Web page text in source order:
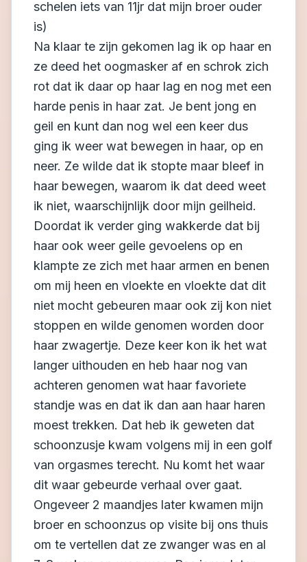
schelen iets van 11jr dat mijn broer ouder
is)
Na klaar te zijn gekomen lag ik op haar en
ze deed het oogmasker af en schrok zich
rot dat ik daar op haar lag en nog met een
harde penis in haar zat. Je bent jong en
geil en kunt dan nog wel een keer dus
ging ik weer wat bewegen in haar, op en
neer. Ze wilde dat ik stopte maar bleef in
haar bewegen, waarom ik dat deed weet
ik niet, waarschijnlijk door mijn geilheid.
Doordat ik verder ging wakkerde dat bij
haar ook weer geile gevoelens op en
klampte ze zich met haar armen en benen
om mij heen en vloekte en vloekte dat dit
niet mocht gebeuren maar ook zij kon niet
stoppen en wilde genomen worden door
haar zwagertje. Deze keer kon ik het wat
langer uithouden en heb haar nog van
achteren genomen wat haar favoriete
standje was en dat ik dan aan haar haren
moest trekken. Dat heb ik geweten dat
schoonzusje kwam volgens mij in een golf
van orgasmes terecht. Nu komt het waar
dit waar gebeurde verhaal over gaat.
Ongeveer 2 maandjes later kwamen mijn
broer en schoonzus op visite bij ons thuis
om te vertellen dat ze zwanger was en al